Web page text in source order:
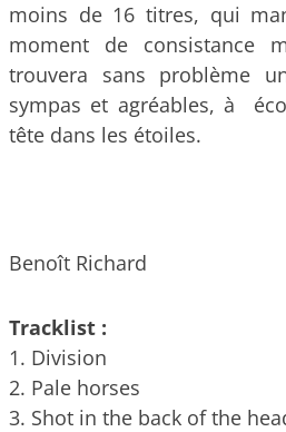
moins de 16 titres, qui
moment de consistance
trouvera sans problème
sympas et agréables, à
tête dans les étoiles.
Benoît Richard
Tracklist :
1. Division
2. Pale horses
3. Shot in the back of the